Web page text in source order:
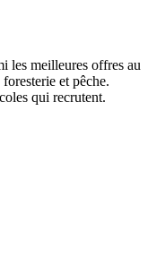
les meilleures offres au
et pêche.
qui recrutent.